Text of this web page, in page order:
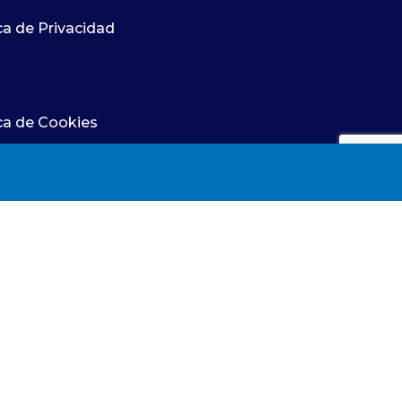
y
de Privacidad
de Cookies